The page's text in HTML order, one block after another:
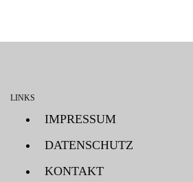
LINKS
IMPRESSUM
DATENSCHUTZ
KONTAKT